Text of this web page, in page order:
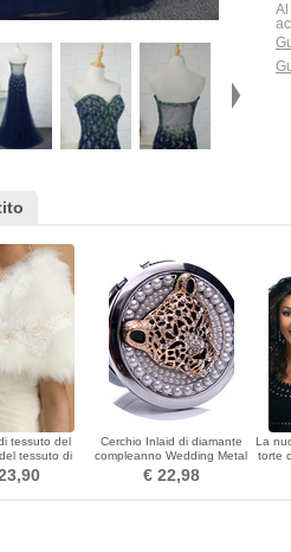
Al
tessuto del
tessuto di
di scialle di
nuziale
Cerchio Inlaid di diamante
compleanno Wedding Metal
Folding pettine
€ 22,98
La
torte